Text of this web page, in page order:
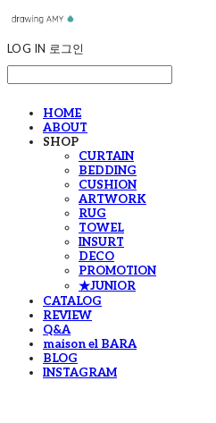
LOG IN 로그인
HOME
ABOUT
SHOP
CURTAIN
BEDDING
CUSHION
ARTWORK
RUG
TOWEL
INSURT
DECO
PROMOTION
★JUNIOR
CATALOG
REVIEW
Q&A
maison el BARA
BLOG
INSTAGRAM